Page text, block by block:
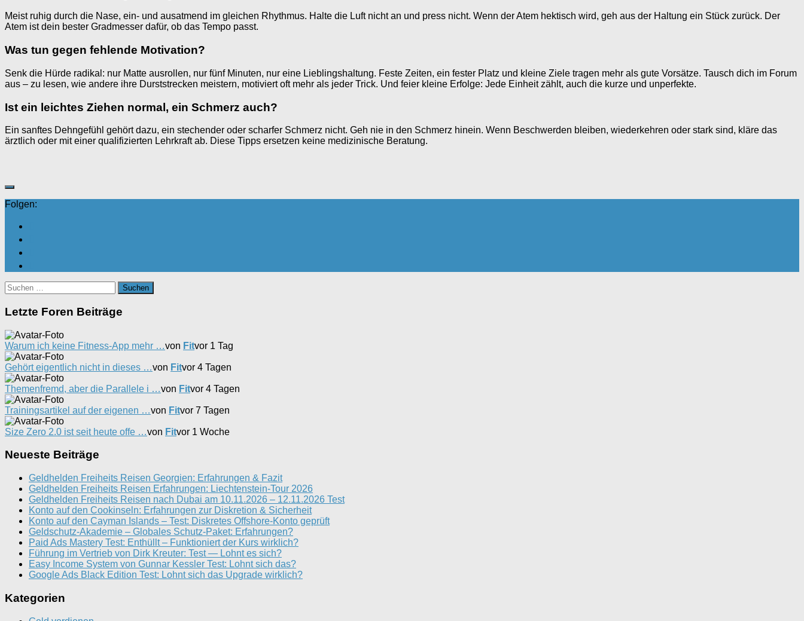
Meist ruhig durch die Nase, ein- und ausatmend im gleichen Rhythmus. Halte die Luft nicht an und press nicht. Wenn der Atem hektisch wird, geh aus der Haltung ein Stück zurück. Der
Atem ist dein bester Gradmesser dafür, ob das Tempo passt.
Was tun gegen fehlende Motivation?
Senk die Hürde radikal: nur Matte ausrollen, nur fünf Minuten, nur eine Lieblingshaltung. Feste Zeiten, ein fester Platz und kleine Ziele tragen mehr als gute Vorsätze. Tausch dich im Forum
aus – zu lesen, wie andere ihre Durststrecken meistern, motiviert oft mehr als jeder Trick. Und feier kleine Erfolge: Jede Einheit zählt, auch die kurze und unperfekte.
Ist ein leichtes Ziehen normal, ein Schmerz auch?
Ein sanftes Dehngefühl gehört dazu, ein stechender oder scharfer Schmerz nicht. Geh nie in den Schmerz hinein. Wenn Beschwerden bleiben, wiederkehren oder stark sind, kläre das
ärztlich oder mit einer qualifizierten Lehrkraft ab. Diese Tipps ersetzen keine medizinische Beratung.
Folgen:
Suchen
nach:
Letzte Foren Beiträge
Warum ich keine Fitness-App mehr …von Fitvor 1 Tag
Gehört eigentlich nicht in dieses …von Fitvor 4 Tagen
Themenfremd, aber die Parallele i …von Fitvor 4 Tagen
Trainingsartikel auf der eigenen …von Fitvor 7 Tagen
Size Zero 2.0 ist seit heute offe …von Fitvor 1 Woche
Neueste Beiträge
Geldhelden Freiheits Reisen Georgien: Erfahrungen & Fazit
Geldhelden Freiheits Reisen Erfahrungen: Liechtenstein-Tour 2026
Geldhelden Freiheits Reisen nach Dubai am 10.11.2026 – 12.11.2026 Test
Konto auf den Cookinseln: Erfahrungen zur Diskretion & Sicherheit
Konto auf den Cayman Islands – Test: Diskretes Offshore-Konto geprüft
Geldschutz-Akademie – Globales Schutz-Paket: Erfahrungen?
Paid Ads Mastery Test: Enthüllt – Funktioniert der Kurs wirklich?
Führung im Vertrieb von Dirk Kreuter: Test — Lohnt es sich?
Easy Income System von Gunnar Kessler Test: Lohnt sich das?
Google Ads Black Edition Test: Lohnt sich das Upgrade wirklich?
Kategorien